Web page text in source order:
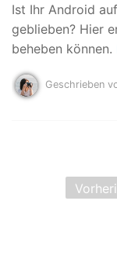
Ist Ihr Android
geblieben? Hier
beheben können.
Geschrieben